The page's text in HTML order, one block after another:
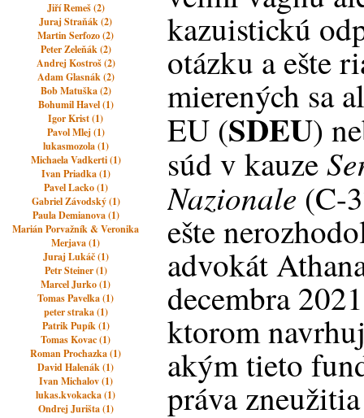
Jiří Remeš (2)
Juraj Straňák (2)
Martin Serfozo (2)
Peter Zeleňák (2)
Andrej Kostroš (2)
Adam Glasnák (2)
Bob Matuška (2)
Bohumil Havel (1)
Igor Krist (1)
Pavol Mlej (1)
lukasmozola (1)
Michaela Vadkerti (1)
Ivan Priadka (1)
Pavel Lacko (1)
Gabriel Závodský (1)
Paula Demianova (1)
Marián Porvažník & Veronika
Merjava (1)
Juraj Lukáč (1)
Petr Steiner (1)
Marcel Jurko (1)
Tomas Pavelka (1)
peter straka (1)
Patrik Pupík (1)
Tomas Kovac (1)
Roman Prochazka (1)
David Halenák (1)
Ivan Michalov (1)
lukas.kvokacka (1)
Ondrej Jurišta (1)
kazuistickú
otázku a ešte
mierených sa
EU (SDEU)
súd v kauze
Nazionale (C-
ešte
advokát
decembra
ktorom
akým tieto
práva